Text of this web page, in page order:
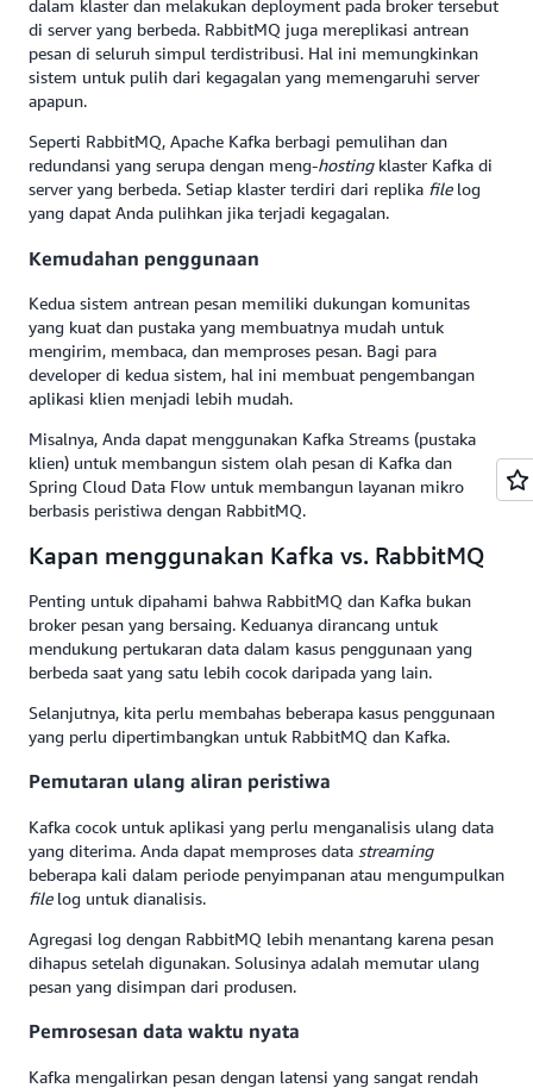
dalam klaster dan melakukan deployment pada broker tersebut
di server yang berbeda. RabbitMQ juga mereplikasi antrean
pesan di seluruh simpul terdistribusi. Hal ini memungkinkan
sistem untuk pulih dari kegagalan yang memengaruhi server
apapun.
Seperti RabbitMQ, Apache Kafka berbagi pemulihan dan
redundansi yang serupa dengan meng-hostingklaster Kafka di
server yang berbeda. Setiap klaster terdiri dari replika file log
yang dapat Anda pulihkan jika terjadi kegagalan.
Kemudahan penggunaan
Kedua sistem antrean pesan memiliki dukungan komunitas
yang kuat dan pustaka yang membuatnya mudah untuk
mengirim, membaca, dan memproses pesan. Bagi para
developer di kedua sistem, hal ini membuat pengembangan
aplikasi klien menjadi lebih mudah.
Misalnya, Anda dapat menggunakan Kafka Streams (pustaka
klien) untuk membangun sistem olah pesan di Kafka dan
Spring Cloud Data Flow untuk membangun layanan mikro
berbasis peristiwa dengan RabbitMQ.
Kapan menggunakan Kafka vs. RabbitMQ
Penting untuk dipahami bahwa RabbitMQ dan Kafka bukan
broker pesan yang bersaing. Keduanya dirancang untuk
mendukung pertukaran data dalam kasus penggunaan yang
berbeda saat yang satu lebih cocok daripada yang lain.
Selanjutnya, kita perlu membahas beberapa kasus penggunaan
yang perlu dipertimbangkan untuk RabbitMQ dan Kafka.
Pemutaran ulang aliran peristiwa
Kafka cocok untuk aplikasi yang perlu menganalisis ulang data
yang diterima. Anda dapat memproses data streaming
beberapa kali dalam periode penyimpanan atau mengumpulkan
file log untuk dianalisis.
Agregasi log dengan RabbitMQ lebih menantang karena pesan
dihapus setelah digunakan. Solusinya adalah memutar ulang
pesan yang disimpan dari produsen.
Pemrosesan data waktu nyata
Kafka mengalirkan pesan dengan latensi yang sangat rendah